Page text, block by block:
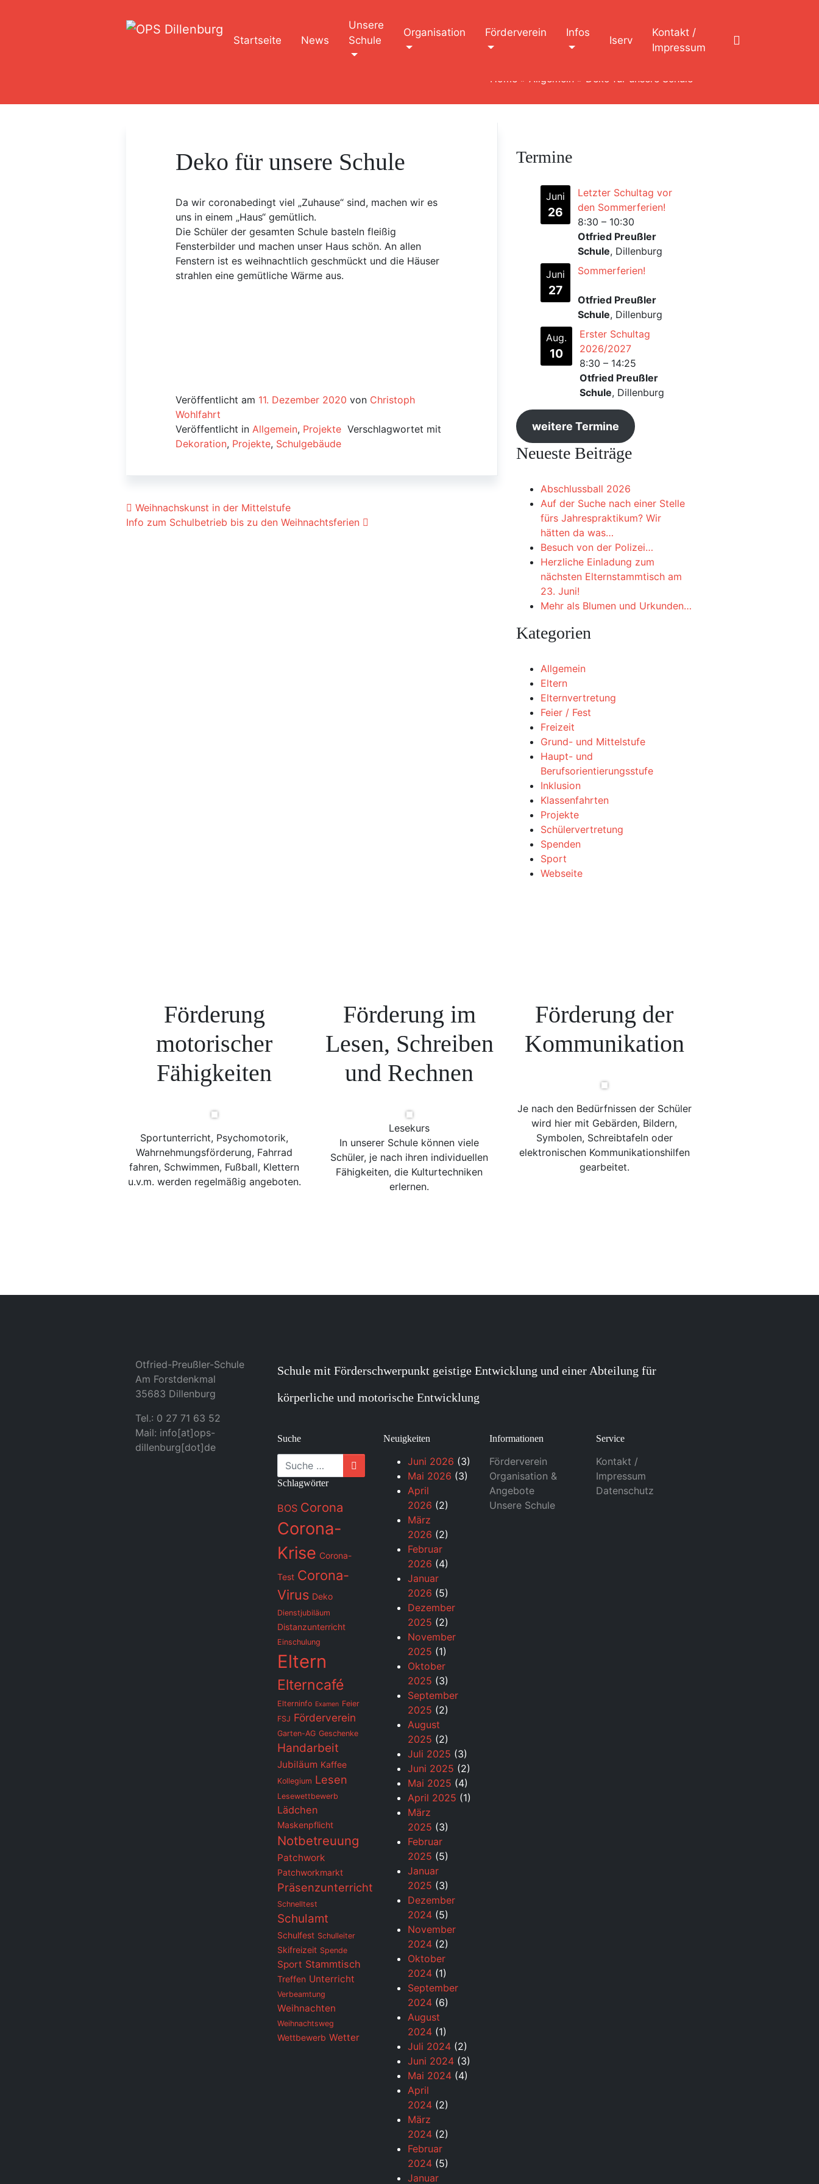
Startseite News
Unsere
Schule
Organisation Förderverein Infos
Iserv
Kontakt /
Impressum
Home » Allgemein » Deko für unsere Schule
Deko für unsere Schule
Da wir coronabedingt viel „Zuhause“ sind, machen wir es
uns in einem „Haus“ gemütlich.
Die Schüler der gesamten Schule basteln fleißig
Fensterbilder und machen unser Haus schön. An allen
Fenstern ist es weihnachtlich geschmückt und die Häuser
strahlen eine gemütliche Wärme aus.
Veröffentlicht am 11. Dezember 2020 von Christoph
Wohlfahrt
Veröffentlicht in Allgemein, Projekte Verschlagwortet mit
Dekoration, Projekte, Schulgebäude
Beitrags-Navigation
Weihnachskunst in der Mittelstufe
Info zum Schulbetrieb bis zu den Weihnachtsferien
Termine
Juni
26
Letzter Schultag vor
den Sommerferien!
8:30 – 10:30
Otfried Preußler
Schule, Dillenburg
Juni
27
Sommerferien!
Otfried Preußler
Schule, Dillenburg
Aug.
10
Erster Schultag
2026/2027
8:30 – 14:25
Otfried Preußler
Schule, Dillenburg
weitere Termine
Neueste Beiträge
Abschlussball 2026
Auf der Suche nach einer Stelle
fürs Jahrespraktikum? Wir
hätten da was…
Besuch von der Polizei…
Herzliche Einladung zum
nächsten Elternstammtisch am
23. Juni!
Mehr als Blumen und Urkunden…
Kategorien
Allgemein
Eltern
Elternvertretung
Feier / Fest
Freizeit
Grund- und Mittelstufe
Haupt- und
Berufsorientierungsstufe
Inklusion
Klassenfahrten
Projekte
Schülervertretung
Spenden
Sport
Webseite
Förderung
motorischer
Fähigkeiten
Sportunterricht, Psychomotorik,
Wahrnehmungsförderung, Fahrrad
fahren, Schwimmen, Fußball, Klettern
u.v.m. werden regelmäßig angeboten.
Förderung im
Lesen, Schreiben
und Rechnen
Lesekurs
In unserer Schule können viele
Schüler, je nach ihren individuellen
Fähigkeiten, die Kulturtechniken
erlernen.
Förderung der
Kommunikation
Je nach den Bedürfnissen der Schüler
wird hier mit Gebärden, Bildern,
Symbolen, Schreibtafeln oder
elektronischen Kommunikationshilfen
gearbeitet.
Otfried-Preußler-Schule
Am Forstdenkmal
35683 Dillenburg
Tel.: 0 27 71 63 52
Mail: info[at]ops-
dillenburg[dot]de
Schule mit Förderschwerpunkt geistige Entwicklung und einer Abteilung für
körperliche und motorische Entwicklung
Suche
Suche
Schlagwörter
BOS Corona
Corona-
Krise Corona-
Test Corona-
Virus Deko
Dienstjubiläum
Distanzunterricht
Einschulung
Eltern
Elterncafé
Elterninfo Examen Feier
FSJ Förderverein
Garten-AG Geschenke
Handarbeit
Jubiläum Kaffee
Kollegium Lesen
Lesewettbewerb
Lädchen
Maskenpflicht
Notbetreuung
Patchwork
Patchworkmarkt
Präsenzunterricht
Schnelltest
Schulamt
Schulfest Schulleiter
Skifreizeit Spende
Sport Stammtisch
Treffen Unterricht
Verbeamtung
Weihnachten
Weihnachtsweg
Wettbewerb Wetter
Neuigkeiten
Juni 2026 (3)
Mai 2026 (3)
April
2026 (2)
März
2026 (2)
Februar
2026 (4)
Januar
2026 (5)
Dezember
2025 (2)
November
2025 (1)
Oktober
2025 (3)
September
2025 (2)
August
2025 (2)
Juli 2025 (3)
Juni 2025 (2)
Mai 2025 (4)
April 2025 (1)
März
2025 (3)
Februar
2025 (5)
Januar
2025 (3)
Dezember
2024(5)
November
2024(2)
Oktober
2024(1)
September
2024(6)
August
2024(1)
Juli 2024(2)
Juni 2024(3)
Mai 2024(4)
April
2024(2)
März
2024(2)
Februar
2024(5)
Januar
Informationen
Förderverein
Organisation &
Angebote
Unsere Schule
Service
Kontakt /
Impressum
Datenschutz